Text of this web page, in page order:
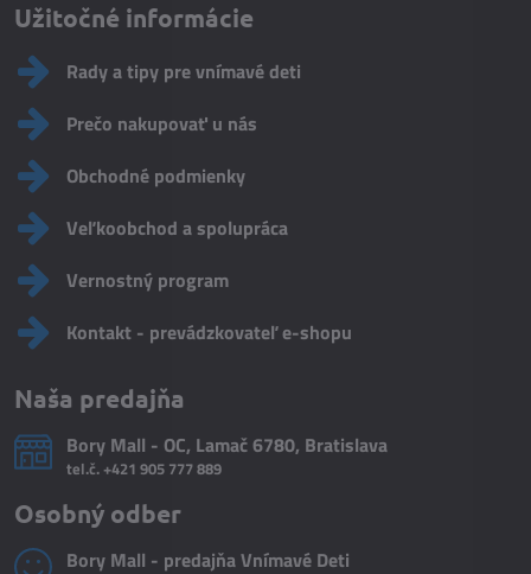
Užitočné informácie
Rady a tipy pre vnímavé deti
Prečo nakupovať u nás
Obchodné podmienky
Veľkoobchod a spolupráca
Vernostný program
Kontakt - prevádzkovateľ e-shopu
Naša predajňa
Bory Mall - OC, Lamač 6780, Bratislava
tel.č.+421 905 777 889
Osobný odber
Bory Mall - predajňa Vnímavé Deti